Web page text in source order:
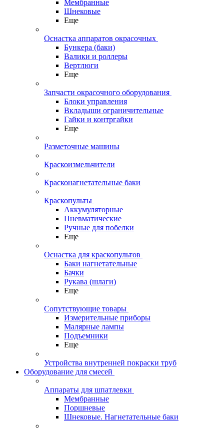
Мембранные
Шнековые
Еще
Оснастка аппаратов окрасочных
Бункера (баки)
Валики и роллеры
Вертлюги
Еще
Запчасти окрасочного оборудования
Блоки управления
Вкладыши ограничительные
Гайки и контргайки
Еще
Разметочные машины
Краскоизмельчители
Красконагнетательные баки
Краскопульты
Аккумуляторные
Пневматические
Ручные для побелки
Еще
Оснастка для краскопультов
Баки нагнетательные
Бачки
Рукава (шлаги)
Еще
Сопутствующие товары
Измерительные приборы
Малярные лампы
Подъемники
Еще
Устройства внутренней покраски труб
Оборудование для смесей
Аппараты для шпатлевки
Мембранные
Поршневые
Шнековые. Нагнетательные баки